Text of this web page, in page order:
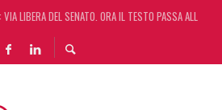
LIBERA DEL SENATO. ORA IL TESTO PASSA ALLA
UP CHE AUTOMATIZZA LA REVISIONE LEGALE
NEL BILANCIO “ALLONTANA” LA CONTESTAZIONE